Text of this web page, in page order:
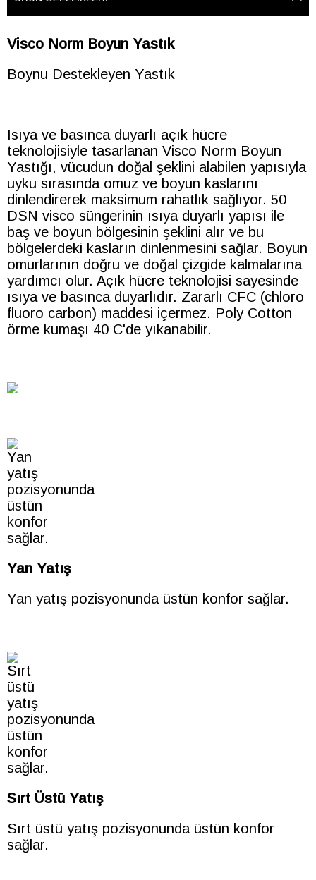
Visco Norm Boyun Yastık
Boynu Destekleyen Yastık
Isıya ve basınca duyarlı açık hücre
teknolojisiyle tasarlanan Visco Norm Boyun
Yastığı, vücudun doğal şeklini alabilen yapısıyla
uyku sırasında omuz ve boyun kaslarını
dinlendirerek maksimum rahatlık sağlıyor. 50
DSN visco süngerinin ısıya duyarlı yapısı ile
baş ve boyun bölgesinin şeklini alır ve bu
bölgelerdeki kasların dinlenmesini sağlar. Boyun
omurlarının doğru ve doğal çizgide kalmalarına
yardımcı olur. Açık hücre teknolojisi sayesinde
ısıya ve basınca duyarlıdır. Zararlı CFC (chloro
fluoro carbon) maddesi içermez. Poly Cotton
örme kumaşı 40 C'de yıkanabilir.
Yan Yatış
Yan yatış pozisyonunda üstün konfor sağlar.
Sırt Üstü Yatış
Sırt üstü yatış pozisyonunda üstün konfor
sağlar.